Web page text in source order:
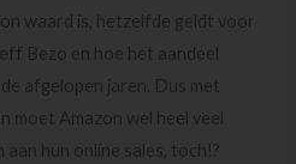
waard is, hetzelfde geldt voor
Bezo en hoe het aandeel
afgelopen jaren. Dus met
moet Amazon wel heel veel
aan hun online sales, toch!?